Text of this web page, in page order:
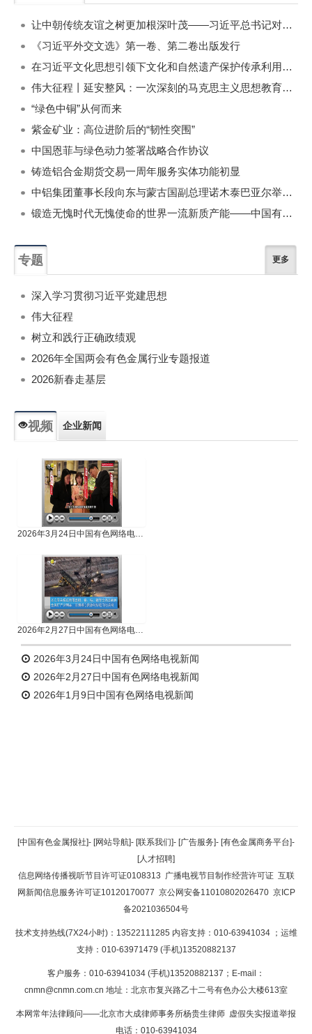
让中朝传统友谊之树更加根深叶茂——习近平总书记对朝鲜进行国事访问纪实
《习近平外交文选》第一卷、第二卷出版发行
在习近平文化思想引领下文化和自然遗产保护传承利用工作开创新局面
伟大征程丨延安整风：一次深刻的马克思主义思想教育运动
“绿色中铜”从何而来
紫金矿业：高位进阶后的“韧性突围”
中国恩菲与绿色动力签署战略合作协议
铸造铝合金期货交易一周年服务实体功能初显
中铝集团董事长段向东与蒙古国副总理诺木泰巴亚尔举行会谈
锻造无愧时代无愧使命的世界一流新质产能——中国有色金属工业的战略应对与破局之道（二）
专题 更多
深入学习贯彻习近平党建思想
伟大征程
树立和践行正确政绩观
2026年全国两会有色金属行业专题报道
2026新春走基层
视频 企业新闻
2026年3月24日中国有色网络电视新闻
2026年2月27日中国有色网络电视新闻
2026年3月24日中国有色网络电视新闻
2026年2月27日中国有色网络电视新闻
2026年1月9日中国有色网络电视新闻
返回顶部
返回首页
[中国有色金属报社]- [网站导航]- [联系我们]- [广告服务]- [有色金属商务平台]-
[人才招聘]
信息网络传播视听节目许可证0108313 广播电视节目制作经营许可证 互联
网新闻信息服务许可证10120170077 京公网安备11010802026470 京ICP
备2021036504号
技术支持热线(7X24小时)：13522111285 内容支持：010-63941034 ；运维
支持：010-63971479 (手机)13520882137
客户服务：010-63941034 (手机)13520882137；E-mail：
cnmn@cnmn.com.cn 地址：北京市复兴路乙十二号有色办公大楼613室
本网常年法律顾问——北京市大成律师事务所杨贵生律师 虚假失实报道举报
电话：010-63941034